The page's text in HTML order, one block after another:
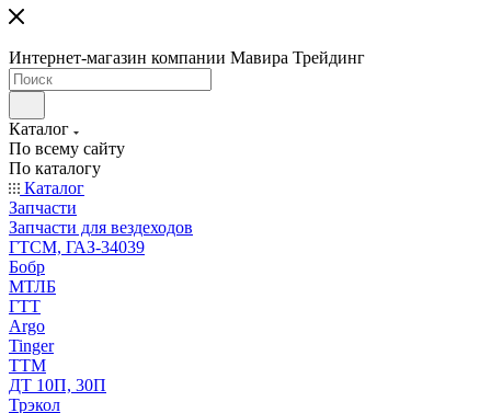
Интернет-магазин компании Мавира Трейдинг
Каталог
По всему сайту
По каталогу
Каталог
Запчасти
Запчасти для вездеходов
ГТСМ, ГАЗ-34039
Бобр
МТЛБ
ГТТ
Argo
Tinger
ТТМ
ДТ 10П, 30П
Трэкол